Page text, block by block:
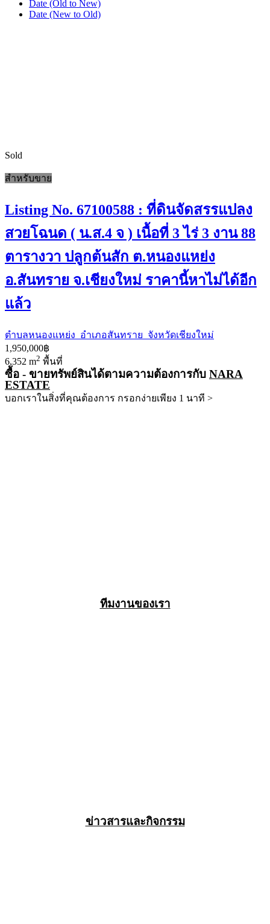
Date (Old to New)
Date (New to Old)
Sold
สำหรับขาย
Listing No. 67100588 : ที่ดินจัดสรรแปลง
สวยโฉนด ( น.ส.4 จ ) เนื้อที่ 3 ไร่ 3 งาน 88
ตารางวา ปลูกต้นสัก ต.หนองแหย่ง
อ.สันทราย จ.เชียงใหม่ ราคานี้หาไม่ได้อีก
แล้ว
ตำบลหนองแหย่ง อำเภอสันทราย จังหวัดเชียงใหม่
1,950,000฿
6,352 m2 พื้นที่
ซื้อ - ขายทรัพย์สินได้ตามความต้องการกับ NARA
ESTATE
บอกเราในสิ่งที่คุณต้องการ กรอกง่ายเพียง 1 นาที >
ทีมงานของเรา
ข่าวสารและกิจกรรม